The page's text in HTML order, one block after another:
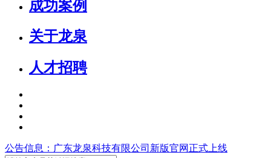
成功案例
关于龙泉
人才招聘
公告信息 ：广东龙泉科技有限公司新版官网正式上线